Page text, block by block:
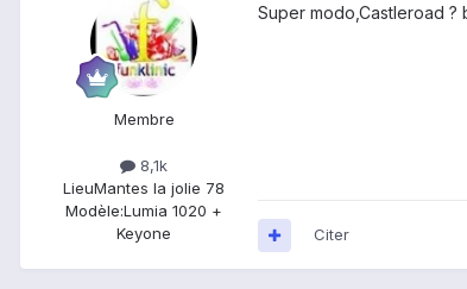
Membre
8,1k
LieuMantes la jolie 78
Modèle:Lumia 1020 +
Keyone
Super modo,Castleroad ?
Citer